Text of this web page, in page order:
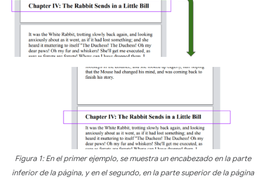
Figura 1: En el primer ejemplo, se muestra un encabezado en la parte
inferior de la página, y en el segundo, en la parte superior de la página